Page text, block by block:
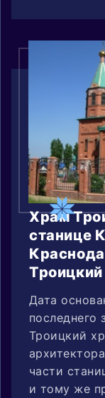
Храм
станице
Дата
последнего
Троицкий
части
и тому же